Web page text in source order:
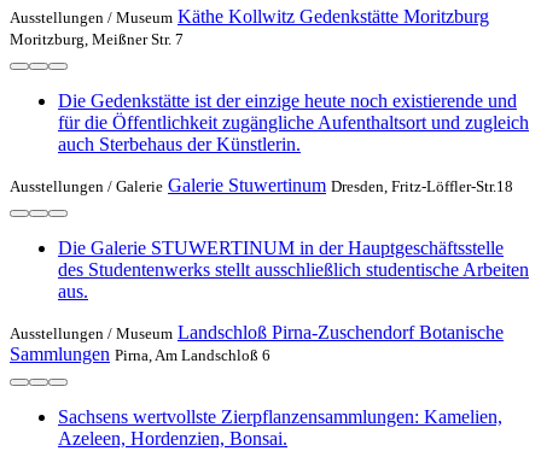
Ausstellungen / Museum Käthe Kollwitz Gedenkstätte Moritzburg
Moritzburg, Meißner Str. 7
Die Gedenkstätte ist der einzige heute noch existierende und
für die Öffentlichkeit zugängliche Aufenthaltsort und zugleich
auch Sterbehaus der Künstlerin.
Ausstellungen / Galerie Galerie Stuwertinum Dresden, Fritz-Löffler-Str.18
Die Galerie STUWERTINUM in der Hauptgeschäftsstelle
des Studentenwerks stellt ausschließlich studentische Arbeiten
aus.
Ausstellungen / Museum Landschloß Pirna-Zuschendorf Botanische
Sammlungen Pirna, Am Landschloß 6
Sachsens wertvollste Zierpflanzensammlungen: Kamelien,
Azeleen, Hordenzien, Bonsai.